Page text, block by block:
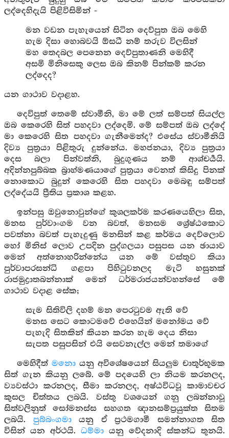
ලද්දෙහිදැයි පිළිවිසිමින් -
මන වඩන පැහැයෙන් සිටින දෙව්පුත ඔබ මෙහි
හැම දිසා හොබවයි ඕසධී නම් තරුව විලසින්
මහ තෙදබල පෙනෙන දෙව්පුතාණනි මෙහිදී
අසමි මිනිසෙකු ලෙස ඔබ කිනම් පින්කම් කරන
ලද්දෙද?
යන ගාථාව වදාළහ.
දෙවිපුත් තෙමේ ස්වාමීනි, මා මේ ලත් සම්පත් සියල්ල
ඔබ කෙරෙහි සිත් පහදවා ලද්දෙමි. මේ සම්පත් ඔබ ලද්දේ
මා කෙරෙහි සිත පහදවා ගැනීමෙන්ද? එසේය ස්වාමීනියි
දිව්‍ය පුත්‍රයා පිළිතුරු දුන්නේය. මහජනයා, දිව්‍ය පුත්‍රයා
දෙස බලා පින්වත්නි, බුදුගුණය නම් ආශ්චර්‍යයි.
අදින්නපුබ්බක බ්‍රාහ්මණයාගේ පුත්‍රයා වෙනත් කිසිදු පිනක්
නොකොට බුදුන් කෙරෙහි සිත පහදවා මෙබඳු සම්පත්
ලද්දේයයි ප්‍රීතිය ප්‍රකාශ කළහ.
ඉන්පසු ඔවුනොවුන්ගේ කුශලකර්ම කරණයෙහිලා සිත,
මනස පුර්වාංගම වන බවත්, මනසම ශ්‍රේෂ්ඨකොට
පවත්නා බවත් පැහැදුණු මනසින් කළ කර්මය දෙව්ලොව
හෝ මිනිස් ලොව උපදින පුද්ගලයා පසුපස යන ඡායාව
මෙන් අත්නොහරින්නේය යන මේ වස්තුව කියා
පුර්වාපරසන්ධි ගළපා පිහිටුවනලද මැටි හසුනක්
රාජමුද්‍රාතබන්නාක් මෙන් ධර්මරාජයන්වහන්සේ මේ
ගාථාව වදාළ සේක;
සැම සිතිවිලි දහම් මන පෙරටුවම ඇති වේ
මනස සෙට කොටමවේ එහෙයින් මනෝමය වේ
පැහැදි සිතකින් කියන කරන හැම දෙය නිසා
සැපත පසුපසින් එයි සෙවනැල්ල මෙන් තමාගේ
මෙහිදීත් මනො යනු අවිශේෂයෙන් සියලුම චාතූර්භූමක
සිත් ගැන කියනු ලබේ. මේ පදයෙහි ලා නියම කරනලද,
ව්‍යවස්ථා කරනලද, සීමා කරනලද, අෂ්ඨවිධවූ කාමාවචර
කුසල චිත්තය ලබයි. වස්තු වශයෙන් ගනු ලබන්නාවූ
සිත්වලිනුත් සෝමනස්ස සහගත ඥානසම්ප්‍රයුක්ත සිතම
ලබයි. පුබ්බංගමා යනු ඒ ප්‍රථමගාමී සමන්නාගත සිත
විසින් යන අර්ථයි. ධම්මා යනු වේදනාදි ස්කන්ධ තුනයි.